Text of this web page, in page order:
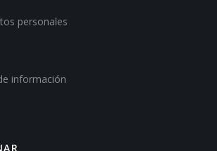
personales
información